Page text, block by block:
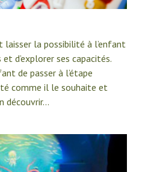
laisser la possibilité à l’enfant
d’explorer ses capacités.
de passer à l’étape
comme il le souhaite et
découvrir...